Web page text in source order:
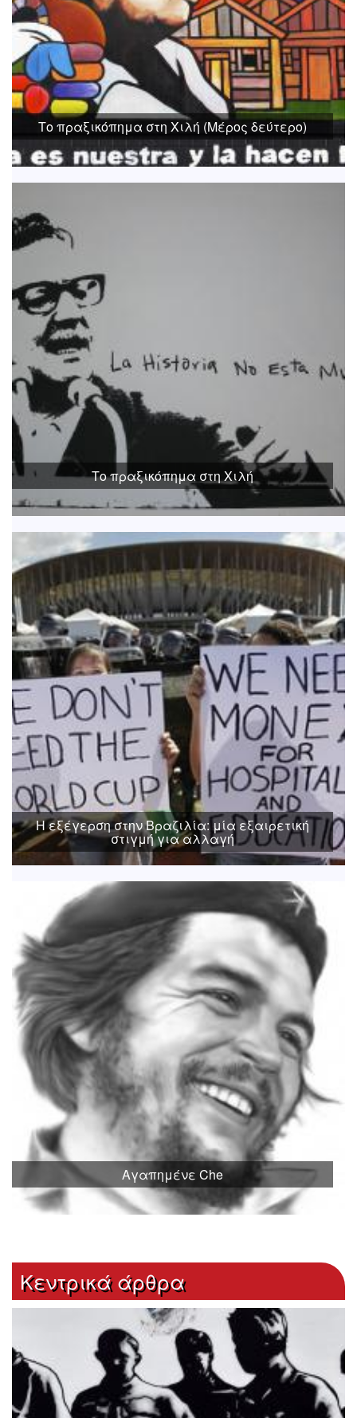
Το πραξικόπημα στη Χιλή (Μέρος δεύτερο)
Το πραξικόπημα στη Χιλή
Η εξέγερση στην Βραζιλία: μία εξαιρετική
στιγμή για αλλαγή
Αγαπημένε Che
Κεντρικά άρθρα